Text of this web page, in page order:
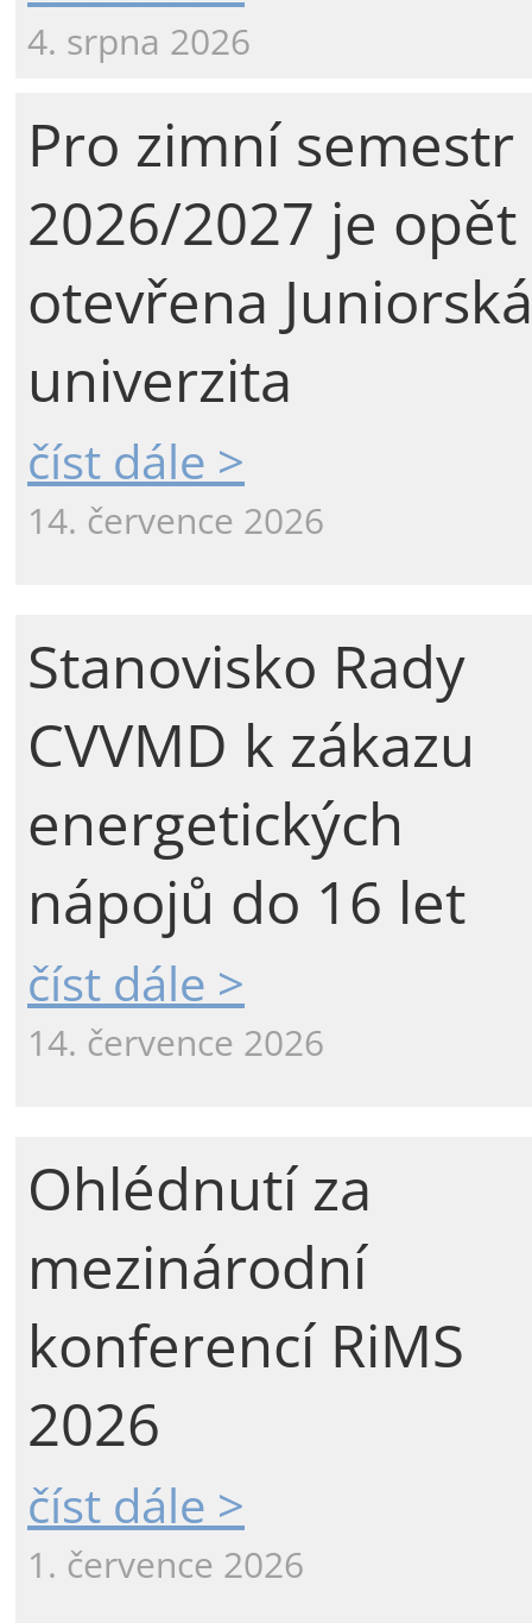
4. srpna 2026
Pro zimní semestr
2026/2027 je opět
otevřena Juniorská
univerzita
číst dále >
14. července 2026
Stanovisko Rady
CVVMD k zákazu
energetických
nápojů do 16 let
číst dále >
14. července 2026
Ohlédnutí za
mezinárodní
konferencí RiMS
2026
číst dále >
1. července 2026